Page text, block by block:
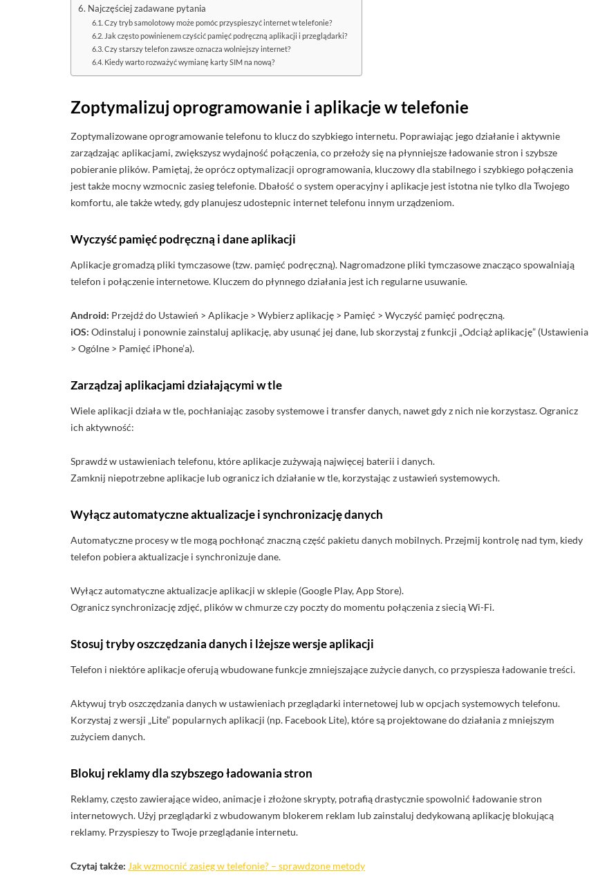
Najczęściej zadawane pytania
Czy tryb samolotowy może pomóc przyspieszyć internet w telefonie?
Jak często powinienem czyścić pamięć podręczną aplikacji i przeglądarki?
Czy starszy telefon zawsze oznacza wolniejszy internet?
Kiedy warto rozważyć wymianę karty SIM na nową?
Zoptymalizuj oprogramowanie i aplikacje w telefonie
Zoptymalizowane oprogramowanie telefonu to klucz do szybkiego internetu. Poprawiając jego działanie i aktywnie
zarządzając aplikacjami, zwiększysz wydajność połączenia, co przełoży się na płynniejsze ładowanie stron i szybsze
pobieranie plików. Pamiętaj, że oprócz optymalizacji oprogramowania, kluczowy dla stabilnego i szybkiego połączenia
jest także mocny wzmocnic zasieg telefonie. Dbałość o system operacyjny i aplikacje jest istotna nie tylko dla Twojego
komfortu, ale także wtedy, gdy planujesz udostepnic internet telefonu innym urządzeniom.
Wyczyść pamięć podręczną i dane aplikacji
Aplikacje gromadzą pliki tymczasowe (tzw. pamięć podręczną). Nagromadzone pliki tymczasowe znacząco spowalniają
telefon i połączenie internetowe. Kluczem do płynnego działania jest ich regularne usuwanie.
Android: Przejdź do Ustawień > Aplikacje > Wybierz aplikację > Pamięć > Wyczyść pamięć podręczną.
iOS: Odinstaluj i ponownie zainstaluj aplikację, aby usunąć jej dane, lub skorzystaj z funkcji „Odciąż aplikację” (Ustawienia
> Ogólne > Pamięć iPhone’a).
Zarządzaj aplikacjami działającymi w tle
Wiele aplikacji działa w tle, pochłaniając zasoby systemowe i transfer danych, nawet gdy z nich nie korzystasz. Ogranicz
ich aktywność:
Sprawdź w ustawieniach telefonu, które aplikacje zużywają najwięcej baterii i danych.
Zamknij niepotrzebne aplikacje lub ogranicz ich działanie w tle, korzystając z ustawień systemowych.
Wyłącz automatyczne aktualizacje i synchronizację danych
Automatyczne procesy w tle mogą pochłonąć znaczną część pakietu danych mobilnych. Przejmij kontrolę nad tym, kiedy
telefon pobiera aktualizacje i synchronizuje dane.
Wyłącz automatyczne aktualizacje aplikacji w sklepie (Google Play, App Store).
Ogranicz synchronizację zdjęć, plików w chmurze czy poczty do momentu połączenia z siecią Wi-Fi.
Stosuj tryby oszczędzania danych i lżejsze wersje aplikacji
Telefon i niektóre aplikacje oferują wbudowane funkcje zmniejszające zużycie danych, co przyspiesza ładowanie treści.
Aktywuj tryb oszczędzania danych w ustawieniach przeglądarki internetowej lub w opcjach systemowych telefonu.
Korzystaj z wersji „Lite” popularnych aplikacji (np. Facebook Lite), które są projektowane do działania z mniejszym
zużyciem danych.
Blokuj reklamy dla szybszego ładowania stron
Reklamy, często zawierające wideo, animacje i złożone skrypty, potrafią drastycznie spowolnić ładowanie stron
internetowych. Użyj przeglądarki z wbudowanym blokerem reklam lub zainstaluj dedykowaną aplikację blokującą
reklamy. Przyspieszy to Twoje przeglądanie internetu.
Czytaj także: Jak wzmocnić zasięg w telefonie? – sprawdzone metody